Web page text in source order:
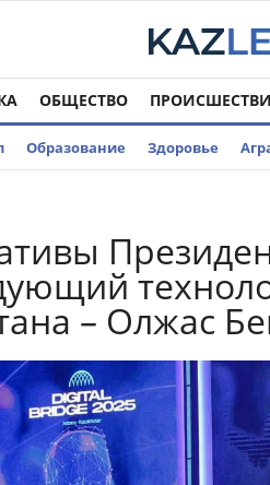
ОБЩЕСТВО
Образование Здоровье
– Олжас